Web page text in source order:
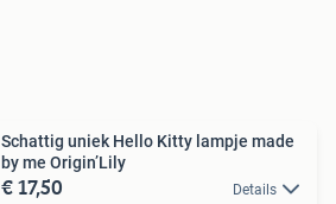
Schattig uniek Hello Kitty lampje made
by me Origin’Lily
€ 17,50 Details